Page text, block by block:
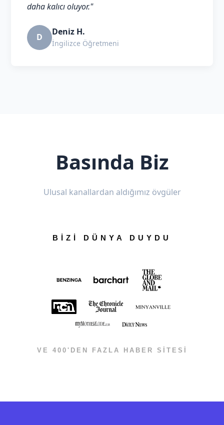
daha kalıcı oluyor."
D Deniz H.
İngilizce Öğretmeni
Basında Biz
Ulusal kanallardan aldığımız övgüler
BİZİ DÜNYA DUYDU
VE 400'DEN FAZLA HABER SİTESİ